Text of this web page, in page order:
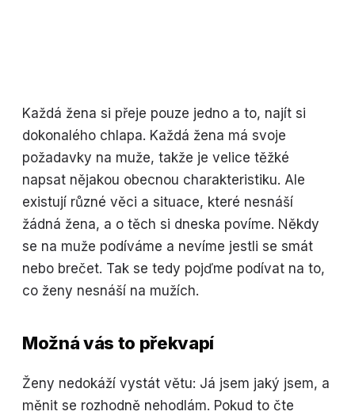
Každá žena si přeje pouze jedno a to, najít si
dokonalého chlapa. Každá žena má svoje
požadavky na muže, takže je velice těžké
napsat nějakou obecnou charakteristiku. Ale
existují různé věci a situace, které nesnáší
žádná žena, a o těch si dneska povíme. Někdy
se na muže podíváme a nevíme jestli se smát
nebo brečet. Tak se tedy pojďme podívat na to,
co ženy nesnáší na mužích.
Možná vás to překvapí
Ženy nedokáží vystát větu: Já jsem jaký jsem, a
měnit se rozhodně nehodlám. Pokud to čte